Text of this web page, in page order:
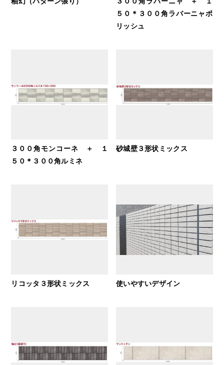
５０＊３００角ラバーニャポ
リッシュ
３００角モンコーネ ＋ １
５０＊３００角ルミネ
砂城壁３形状ミックス
リコッタ３形状ミックス 使いやすいデザイン